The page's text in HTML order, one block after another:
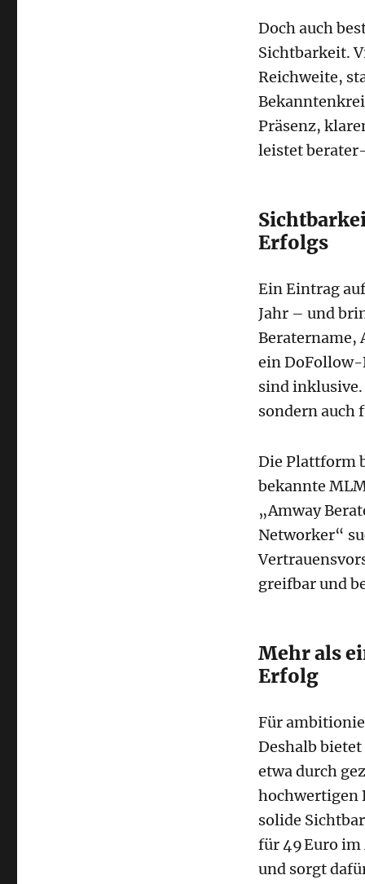
Doch auch
Sichtbarkeit.
Reichweite,
Präsenz,
leistet
Erfolgs
Ein Eintrag
Jahr – und
Beratername,
ein DoFollow-
sind
sondern auch
Die Plattform
bekannte
„Amway
Networker“
greifbar und
Mehr als
Erfolg
Für
Deshalb
etwa durch
hochwertigen
solide
für 49 Euro
und sorgt